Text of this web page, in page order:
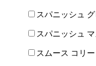
スパニッシュ
スパニッシュ
スムース コリー